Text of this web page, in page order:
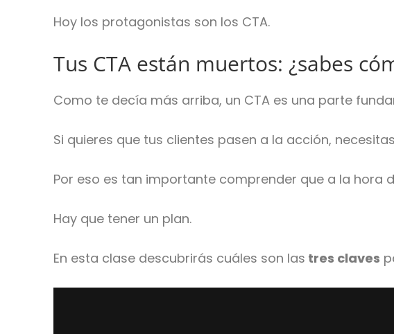
Hoy los protagonistas son los CTA.
Tus CTA están muertos: ¿sabes
Como te decía más arriba, un CTA es una parte
Si quieres que tus clientes pasen a la acción,
Por eso es tan importante comprender que a la
Hay que tener un plan.
En esta clase descubrirás cuáles son las tres claves